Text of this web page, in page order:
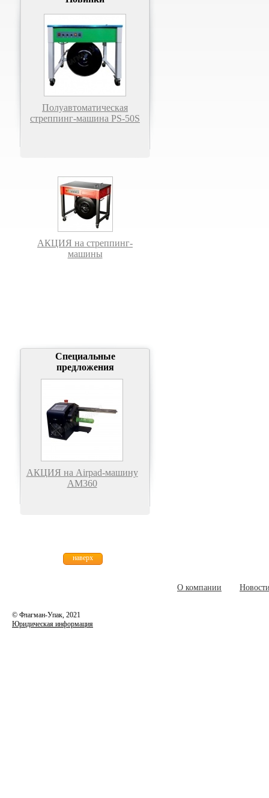
Полуавтоматическая
стреппинг-машина PS-50S
АКЦИЯ на стреппинг-
машины
Специальные
предложения
АКЦИЯ на Airpad-машину
АМ360
О компании
© Флагман-Упак, 2021
Юридическая информация
наверх